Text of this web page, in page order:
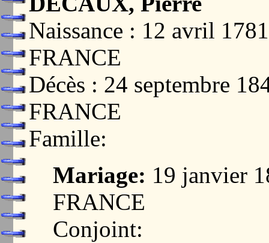
Naissance : 12 avril
FRANCE
Décès : 24 septembre
FRANCE
Famille:
Mariage: 19 janvier
FRANCE
Conjoint: